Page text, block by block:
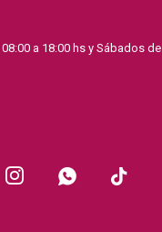
  
a 18:00 hs y Sábados de